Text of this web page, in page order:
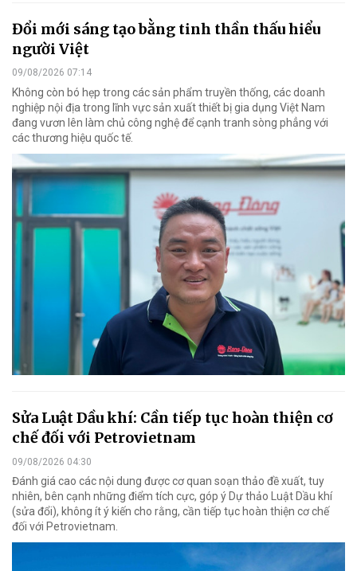
Đổi mới sáng tạo bằng tinh thần thấu hiểu
người Việt
09/08/2026 07:14
Không còn bó hẹp trong các sản phẩm truyền thống, các doanh
nghiệp nội địa trong lĩnh vực sản xuất thiết bị gia dụng Việt Nam
đang vươn lên làm chủ công nghệ để cạnh tranh sòng phẳng với
các thương hiệu quốc tế.
Sửa Luật Dầu khí: Cần tiếp tục hoàn thiện cơ
chế đối với Petrovietnam
09/08/2026 04:30
Đánh giá cao các nội dung được cơ quan soạn thảo đề xuất, tuy
nhiên, bên cạnh những điểm tích cực, góp ý Dự thảo Luật Dầu khí
(sửa đổi), không ít ý kiến cho rằng, cần tiếp tục hoàn thiện cơ chế
đối với Petrovietnam.